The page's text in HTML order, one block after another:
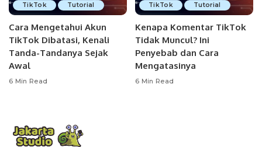
TikTok Tutorial
Cara Mengetahui Akun
TikTok Dibatasi, Kenali
Tanda-Tandanya Sejak
Awal
6 Min Read
TikTok Tutorial
Kenapa Komentar TikTok
Tidak Muncul? Ini
Penyebab dan Cara
Mengatasinya
6 Min Read